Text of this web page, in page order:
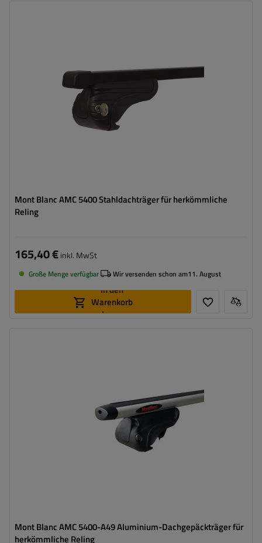
Mont Blanc AMC 5400 Stahldachträger für herkömmliche
Reling
165,40 €inkl. MwSt
Große Menge verfügbar Wir versenden schon am11. August
In den
Warenkorb
legen
Mont Blanc AMC 5400-A49 Aluminium-Dachgepäckträger für
herkömmliche Reling